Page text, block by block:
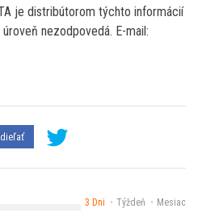
je distribútorom týchto informácií
nezodpovedá. E-mail:
3 Dni Týždeň Mesiac